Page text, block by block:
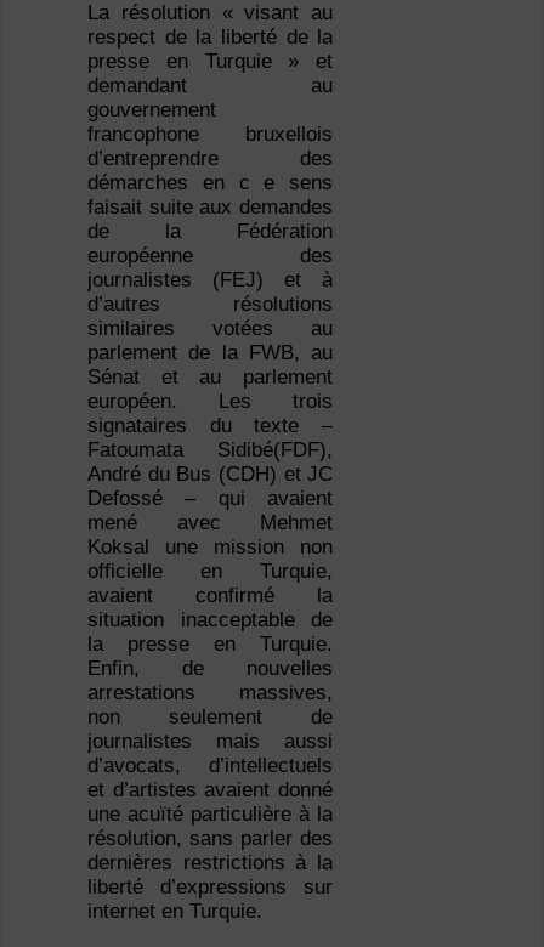
La résolution « visant au
respect de la liberté de la
presse en Turquie » et
demandant au
gouvernement
francophone bruxellois
d’entreprendre des
démarches en c e sens
faisait suite aux demandes
de la Fédération
européenne des
journalistes (FEJ) et à
d’autres résolutions
similaires votées au
parlement de la FWB, au
Sénat et au parlement
européen. Les trois
signataires du texte –
Fatoumata Sidibé(FDF),
André du Bus (CDH) et JC
Defossé – qui avaient
mené avec Mehmet
Koksal une mission non
officielle en Turquie,
avaient confirmé la
situation inacceptable de
la presse en Turquie.
Enfin, de nouvelles
arrestations massives,
non seulement de
journalistes mais aussi
d’avocats, d’intellectuels
et d’artistes avaient donné
une acuïté particulière à la
résolution, sans parler des
dernières restrictions à la
liberté d’expressions sur
internet en Turquie.